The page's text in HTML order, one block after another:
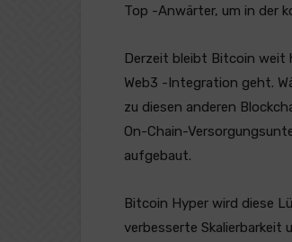
Top -Anwärter, um in der
Derzeit bleibt Bitcoin weit
Web3 -Integration geht.
zu diesen anderen
On-Chain-
aufgebaut.
Bitcoin Hyper wird diese
verbesserte